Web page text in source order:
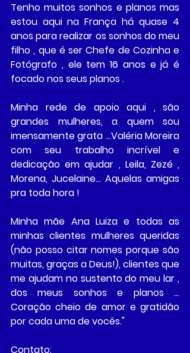
Tenho muitos sonhos e planos mas
estou aqui na França há quase 4
anos para realizar os sonhos do meu
filho , que é ser Chefe de Cozinha e
Fotógrafo , ele tem 16 anos e já é
focado nos seus planos .
Minha rede de apoio aqui , são
grandes mulheres, a quem sou
imensamente grata …Valéria Moreira
com seu trabalho incrível e
dedicação em ajudar , Leila, Zezé ,
Morena, Jucelaine... Aquelas amigas
pra toda hora !
Minha mãe Ana Luiza e todas as
minhas clientes mulheres queridas
(não posso citar nomes porque são
muitas, graças a Deus!), clientes que
me ajudam no sustento do meu lar ,
dos meus sonhos e planos …
Coração cheio de amor e gratidão
por cada uma de vocês."
Contato: